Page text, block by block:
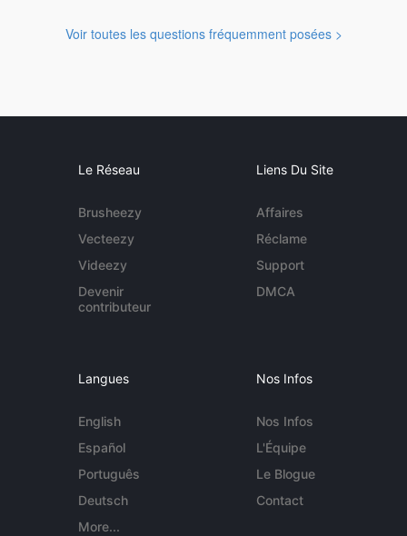
Voir toutes les questions fréquemment posées >
Le Réseau
Brusheezy
Vecteezy
Videezy
Devenir
contributeur
Liens Du Site
Affaires
Réclame
Support
DMCA
Langues
English
Español
Português
Deutsch
More...
Nos Infos
Nos Infos
L'Équipe
Le Blogue
Contact